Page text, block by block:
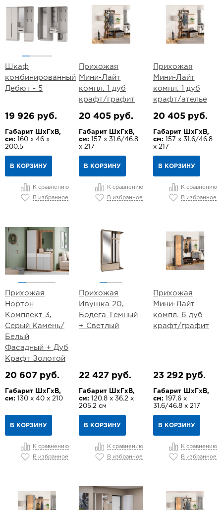
Шкаф
комбинированный
Дебют - 5
19 926 руб.
Габарит ШхГхВ,
см: 160 х 46 х
200.5
В КОРЗИНУ
К сравнению
В избранное
Прихожая
Мини-Лайт
компл. 1 дуб
крафт/графит
20 405 руб.
Габарит ШхГхВ,
см:
157 х 31.6/46.8
х 217
В КОРЗИНУ
К сравнению
В избранное
Прихожая
Мини-Лайт
компл. 1 дуб
крафт/ателье
20 405 руб.
Габарит ШхГхВ,
см: 157 х 31.6/46.8
х 217
В КОРЗИНУ
К сравнению
В избранное
Прихожая
Нортон
Комплект 3,
Серый Камень/
Белый
Фасадный + Дуб
Крафт Золотой
20 607 руб.
Габарит ШхГхВ,
см: 130 х 40 х 210
В КОРЗИНУ
К сравнению
В избранное
Прихожая
Ивушка 20,
Бодега Темный
+ Светлый
22 427 руб.
Габарит ШхГхВ,
см:
120.8 х 36.2 х
205.2 см
В КОРЗИНУ
К сравнению
В избранное
Прихожая
Мини-Лайт
компл. 6 дуб
крафт/графит
23 292 руб.
Габарит ШхГхВ,
см: 197.6 х
31.6/46.8 х 217
В КОРЗИНУ
К сравнению
В избранное